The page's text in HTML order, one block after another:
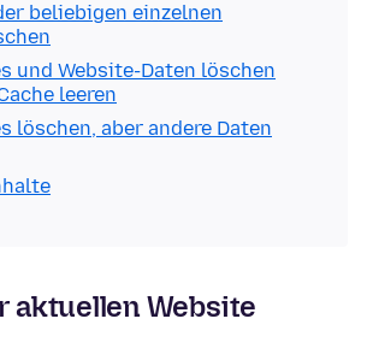
beliebigen einzelnen
und Website-Daten löschen
leeren
löschen, aber andere Daten
aktuellen Website